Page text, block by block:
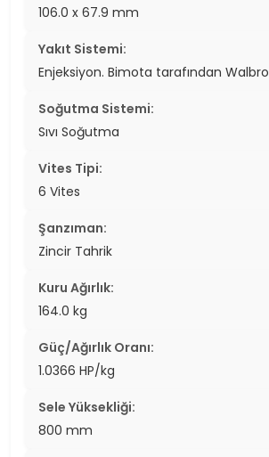
106.0 x 67.9 mm
Yakıt Sistemi:
Enjeksiyon. Bimota tarafından Walbro
Soğutma Sistemi:
Sıvı Soğutma
Vites Tipi:
6 Vites
Şanzıman:
Zincir Tahrik
Kuru Ağırlık:
164.0 kg
Güç/Ağırlık Oranı:
1.0366 HP/kg
Sele Yüksekliği:
800 mm